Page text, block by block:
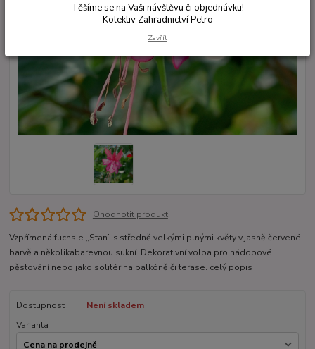
Ohodnotit produkt
Vzpřímená fuchsie „Stan” s středně velkými plnými květy v jasně červené
barvě a několikabarevnou sukní. Dekorativní volba pro nádobové
pěstování nebo jako solitér na balkóně či terase. celý popis
Dostupnost
Není skladem
Varianta
Těšíme se na Vaši návštěvu či objednávku!
Kolektiv Zahradnictví Petro
Zavřít